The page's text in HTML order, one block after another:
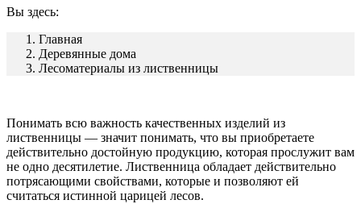
Вы здесь:
Главная
Деревянные дома
Лесоматериалы из лиственницы
Понимать всю важность качественных изделий из
лиственницы — значит понимать, что вы приобретаете
действительно достойную продукцию, которая прослужит вам
не одно десятилетие. Лиственница обладает действительно
потрясающими свойствами, которые и позволяют ей
считаться истинной царицей лесов.